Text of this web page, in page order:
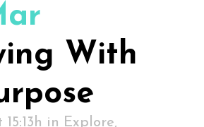
With
in Explore,